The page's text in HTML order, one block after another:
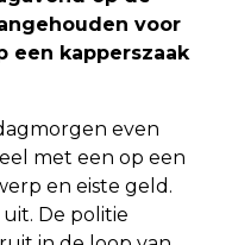
voor
een kapperszaak
even
met een op een
en eiste geld.
De politie